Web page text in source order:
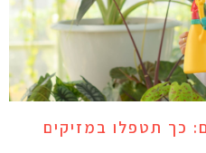
תטפלו במזיקים